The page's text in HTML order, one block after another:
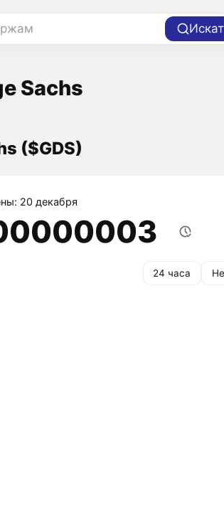
Sachs
($GDS)
20 декабря
24 часа